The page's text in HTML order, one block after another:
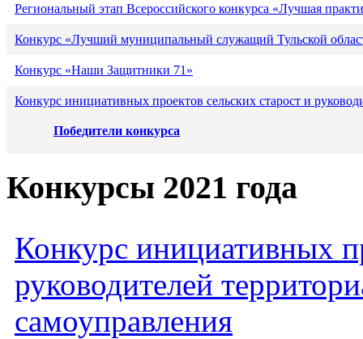
Региональный этап Всероссийского конкурса «Лучшая
Конкурс «Лучший муниципальный служащий Тульской
Конкурс «Наши Защитники 71»
Конкурс инициативных проектов сельских старост и
Победители конкурса
Конкурсы 2021 года
Конкурс инициативных
руководителей
самоуправления